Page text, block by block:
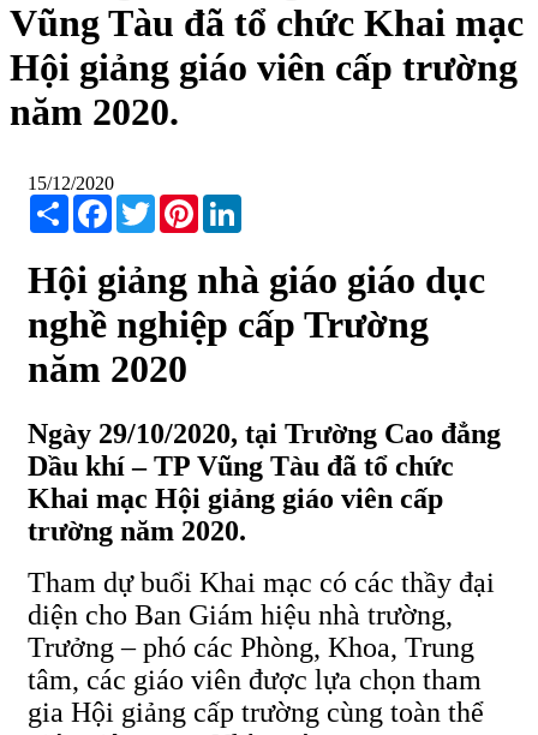
Vũng Tàu đã tổ chức Khai mạc
Hội giảng giáo viên cấp trường
năm 2020.
15/12/2020
Share Facebook
TwitterPinterest
Hội giảng nhà giáo giáo dục
nghề nghiệp cấp Trường
năm 2020
Ngày 29/10/2020, tại Trường Cao đẳng
Dầu khí – TP Vũng Tàu đã tổ chức
Khai mạc Hội giảng giáo viên cấp
trường năm 2020.
Tham dự buổi Khai mạc có các thầy đại
diện cho Ban Giám hiệu nhà trường,
Trưởng – phó các Phòng, Khoa, Trung
tâm, các giáo viên được lựa chọn tham
gia Hội giảng cấp trường cùng toàn thể